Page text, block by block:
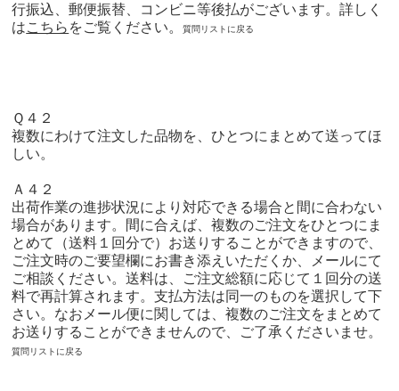
行振込、郵便振替、コンビニ等後払がございます。詳しく
はこちら をご覧ください。質問リストに戻る
Ｑ４２
複数にわけて注文した品物を、ひとつにまとめて送ってほ
しい。
Ａ４２
出荷作業の進捗状況により対応できる場合と間に合わない
場合があります。間に合えば、複数のご注文をひとつにま
とめて（送料１回分で）お送りすることができますので、
ご注文時のご要望欄にお書き添えいただくか、メールにて
ご相談ください。送料は、ご注文総額に応じて１回分の送
料で再計算されます。支払方法は同一のものを選択して下
さい。なおメール便に関しては、複数のご注文をまとめて
お送りすることができませんので、ご了承くださいませ。
質問リストに戻る